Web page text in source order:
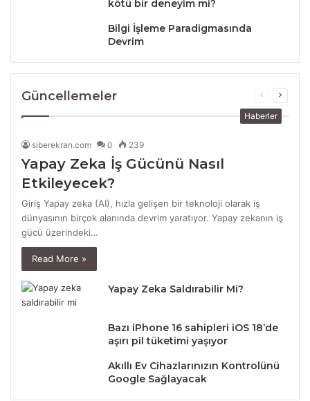
kötü bir deneyim mi?
Bilgi İşleme Paradigmasında
Devrim
Güncellemeler
Previous
page
Haberler
siberekran.com 0 239
Yapay Zeka İş Gücünü Nasıl
Etkileyecek?
Giriş Yapay zeka (AI), hızla gelişen bir teknoloji olarak iş
dünyasının birçok alanında devrim yaratıyor. Yapay zekanın iş
gücü üzerindeki…
Read More »
Yapay Zeka Saldırabilir Mi?
Bazı iPhone 16 sahipleri iOS 18’de
aşırı pil tüketimi yaşıyor
Akıllı Ev Cihazlarınızın Kontrolünü
Google Sağlayacak